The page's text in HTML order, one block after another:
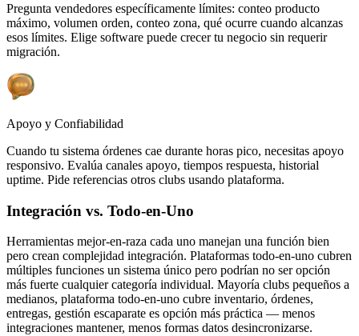
Pregunta vendedores específicamente límites: conteo producto
máximo, volumen orden, conteo zona, qué ocurre cuando alcanzas
esos límites. Elige software puede crecer tu negocio sin requerir
migración.
Apoyo y Confiabilidad
Cuando tu sistema órdenes cae durante horas pico, necesitas apoyo
responsivo. Evalúa canales apoyo, tiempos respuesta, historial
uptime. Pide referencias otros clubs usando plataforma.
Integración vs. Todo-en-Uno
Herramientas mejor-en-raza cada uno manejan una función bien
pero crean complejidad integración. Plataformas todo-en-uno cubren
múltiples funciones un sistema único pero podrían no ser opción
más fuerte cualquier categoría individual. Mayoría clubs pequeños a
medianos, plataforma todo-en-uno cubre inventario, órdenes,
entregas, gestión escaparate es opción más práctica — menos
integraciones mantener, menos formas datos desincronizarse.